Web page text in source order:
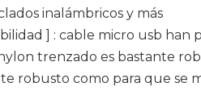
inalámbricos y más
] : cable micro usb
trenzado es bastante
robusto como para que se